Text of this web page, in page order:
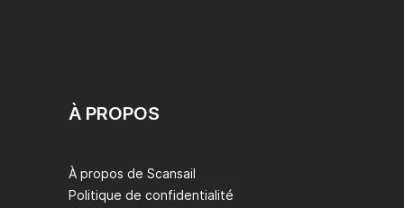
À PROPOS
À propos de Scansail
Politique de confidentialité